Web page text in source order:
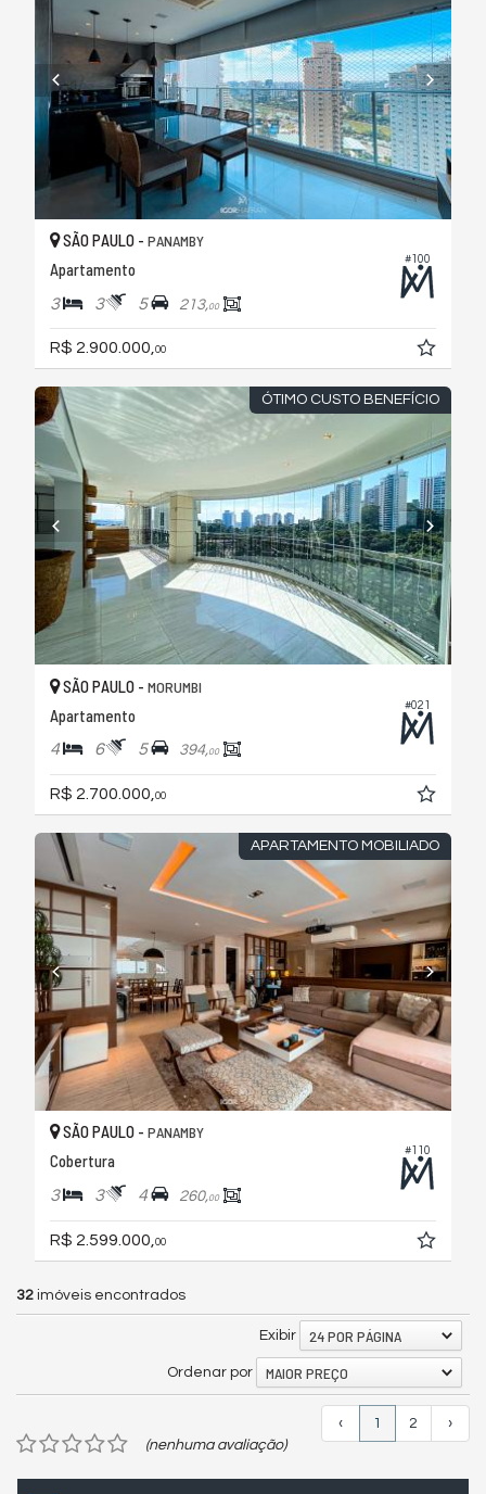
#100
SÃO PAULO - PANAMBY
Apartamento
3 3 5 213,00
R$ 2.900.000,00
ÓTIMO CUSTO BENEFÍCIO
#021
SÃO PAULO - MORUMBI
Apartamento
4 6 5 394,00
R$ 2.700.000, 00
APARTAMENTO MOBILIADO
#110
SÃO PAULO - PANAMBY
Cobertura
3 3 4 260,00
R$ 2.599.000, 00
32 imóveis encontrados
Exibir 24 POR PÁGINA
Ordenar por MAIOR PREÇO
‹ 1 2
›
(nenhuma avaliação)